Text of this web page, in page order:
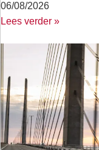
06/08/2026
Lees verder »